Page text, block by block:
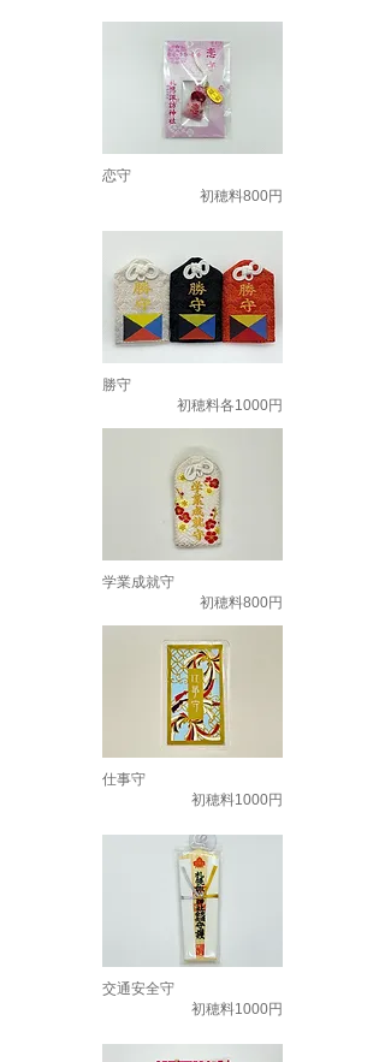
恋守
初穂料800円
勝守
初穂料各1000円
学業成就守
初穂料800円
仕事守
初穂料1000円
交通安全守
初穂料1000円